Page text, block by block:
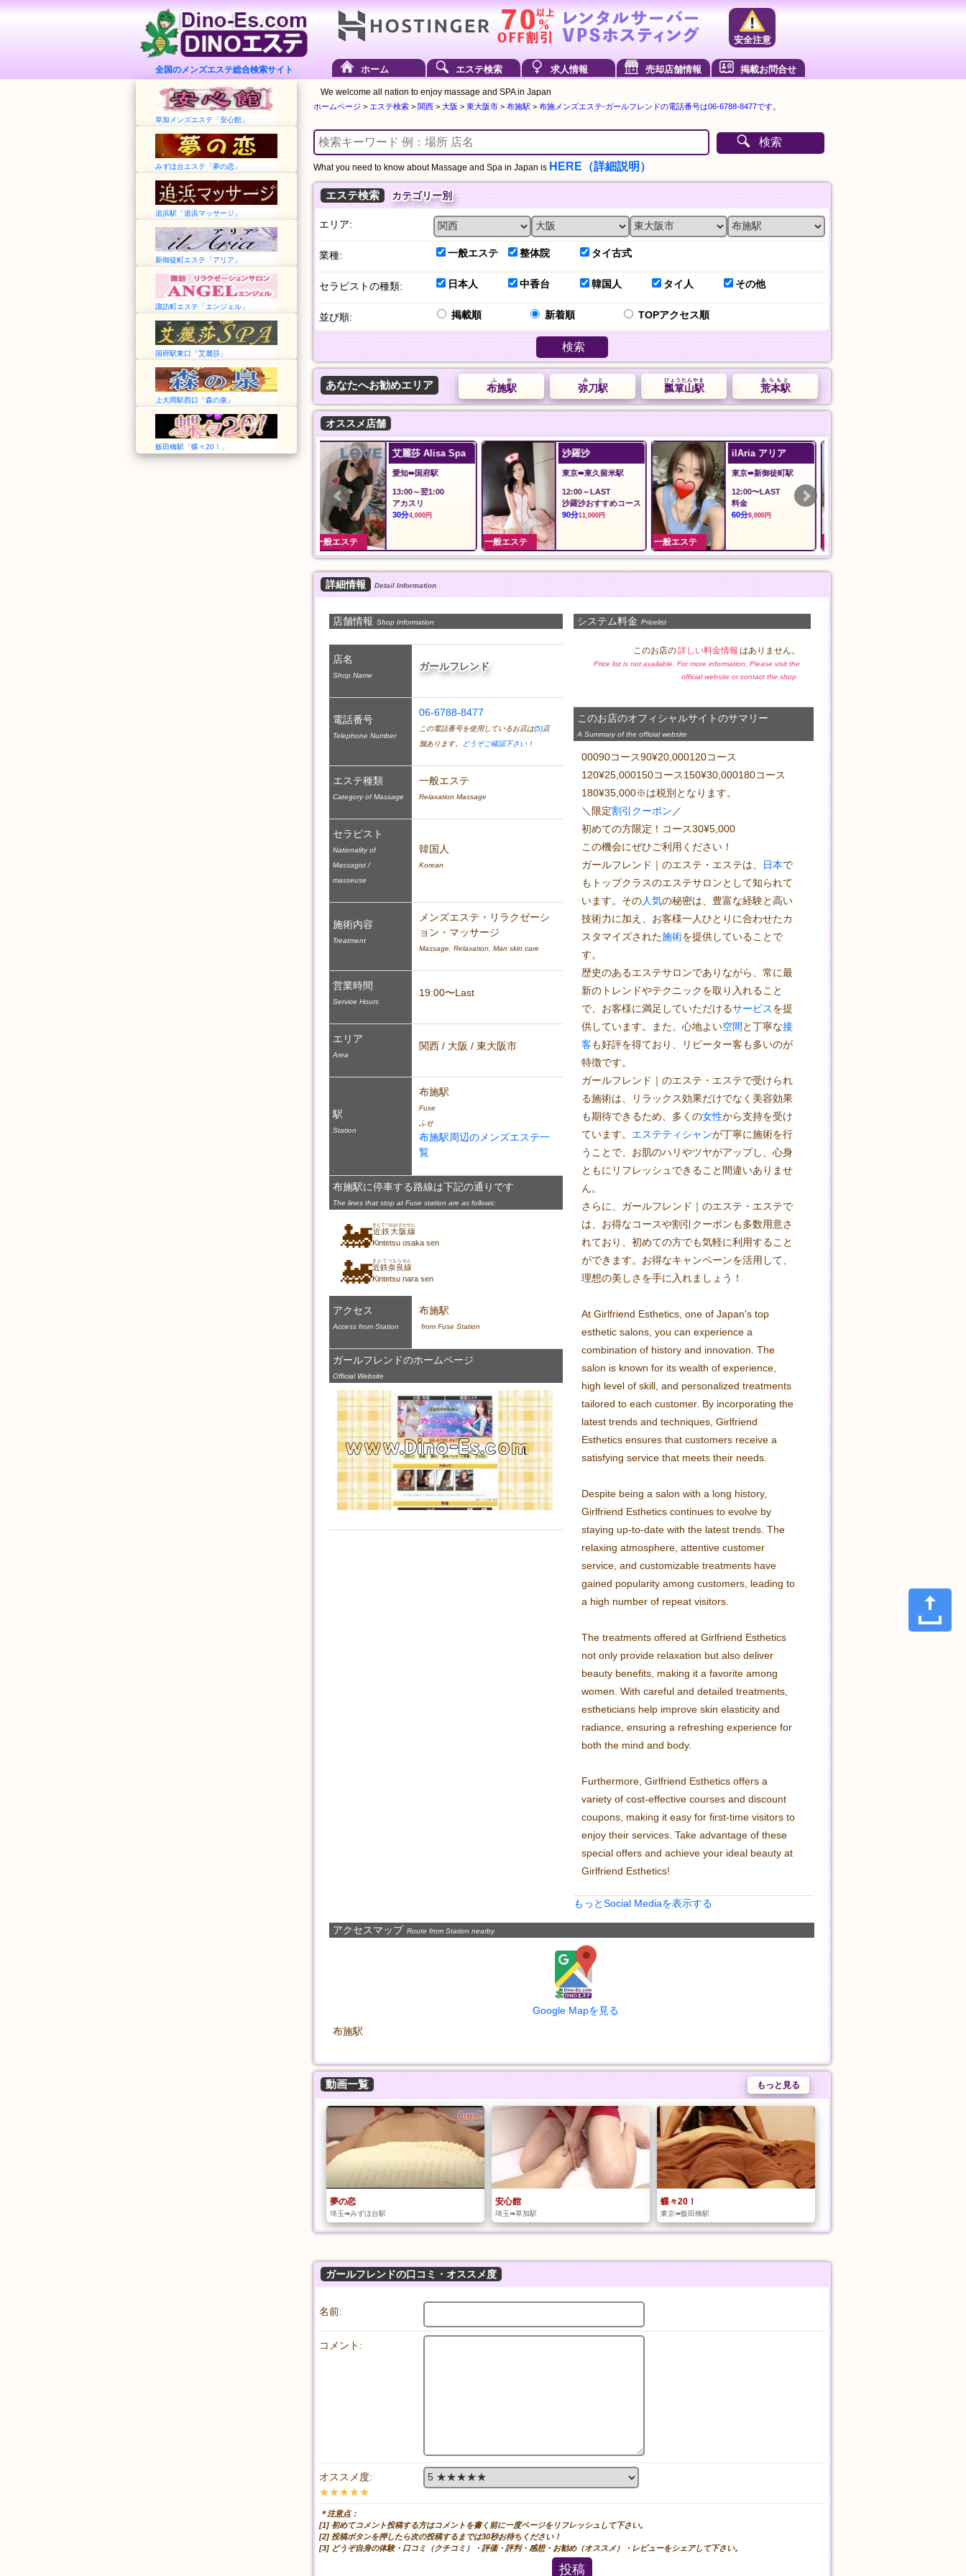
全国のメンズエステ総合検索サイト
安全注意
ホーム エステ検索 求人情報 売却店舗情報 掲載お問合せ
草加メンズエステ「安心館」
みずほ台エステ「夢の恋」
追浜駅「追浜マッサージ」
新御徒町エステ「アリア」
諏訪町エステ「エンジェル」
国府駅東口「艾麗莎」
上大岡駅西口「森の泉」
飯田橋駅「蝶々20！」
We welcome all nation to enjoy massage and SPA in Japan
ホームページ > エステ検索 > 関西 > 大阪 > 東大阪市 > 布施駅 > 布施メンズエステ-ガールフレンドの電話番号は06-6788-8477です。
検索
What you need to know about Massage and Spa in Japan is HERE（詳細説明）
エステ検索 カテゴリー別
エリア:
業種: 一般エステ 整体院 タイ古式
セラピストの種類: 日本人 中香台 韓国人 タイ人 その他
並び順: 掲載順 新着順 TOPアクセス順
検索
あなたへお勧めエリア 荒本駅
あらもと
瓢箪山駅
ひょうたんやま
弥刀駅
みと
布施駅
ふせ
オススメ店舗
Angel エンジェル 艾麗莎 Alisa Spa
一般エステ
沙羅沙
東京➠東久留米駅
12:00～LAST
沙羅沙おすすめコース
90分11,000円
一般エステ
ilAria アリア
東京➠新御徒町駅
12:00〜LAST
料金
60分 8,000円
一般エステ
蝶々20！
東京➠飯田橋駅
12:00〜翌3:00
シャンプー、指圧、オ
イルマッサージ、パウ
詳細情報 Detail Information
システム料金 Pricelist
このお店の詳しい料金情報 はありません。
Price list is not available. For more information, Please visit the
official website or contact the shop.
このお店のオフィシャルサイトのサマリー
A Summary of the official website
00090コース90¥20,000120コース
120¥25,000150コース150¥30,000180コース
180¥35,000※は税別となります。
＼限定割引 クーポン／
初めての方限定！コース30¥5,000
この機会にぜひご利用ください！
ガールフレンド｜のエステ・エステは、
日本で
もトップクラスのエステサロンとして知られて
います。その人気の秘密は、豊富な経験と高い
技術力に加え、お客様一人ひとりに合わせたカ
スタマイズされた施術を提供していることで
す。
歴史のあるエステサロンでありながら、常に最
新のトレンドやテクニックを取り入れること
で、お客様に満足していただけるサービスを提
供しています。また、心地よい空間 と丁寧な接
客も好評を得ており、リピーター客も多いのが
特徴です。
ガールフレンド｜のエステ・エステで受けられ
る施術は、リラックス効果だけでなく美容効果
も期待できるため、多くの女性から支持を受け
ています。 エステティシャンが丁寧に施術を行
うことで、お肌のハリやツヤがアップし、心身
ともにリフレッシュできること間違いありませ
ん。
さらに、ガールフレンド｜のエステ・エステで
は、お得なコースや割引クーポンも多数用意さ
れており、初めての方でも気軽に利用すること
ができます。お得なキャンペーンを活用して、
理想の美しさを手に入れましょう！
At Girlfriend Esthetics, one of Japan's top
esthetic salons, you can experience a
combination of history and innovation. The
salon is known for its wealth of experience,
high level of skill, and personalized treatments
tailored to each customer. By incorporating the
latest trends and techniques, Girlfriend
Esthetics ensures that customers receive a
satisfying service that meets their needs.
Despite being a salon with a long history,
Girlfriend Esthetics continues to evolve by
staying up-to-date with the latest trends. The
relaxing atmosphere, attentive customer
service, and customizable treatments have
gained popularity among customers, leading to
a high number of repeat visitors.
The treatments offered at Girlfriend Esthetics
not only provide relaxation but also deliver
beauty benefits, making it a favorite among
women. With careful and detailed treatments,
estheticians help improve skin elasticity and
radiance, ensuring a refreshing experience for
both the mind and body.
Furthermore, Girlfriend Esthetics offers a
variety of cost-effective courses and discount
coupons, making it easy for first-time visitors to
enjoy their services. Take advantage of these
special offers and achieve your ideal beauty at
Girlfriend Esthetics!
もっとSocial Mediaを表示する
店舗情報 Shop Information
店名
Shop Name
ガールフレンド
電話番号
Telephone Number
06-6788-8477
この電話番号を使用しているお店は(5)店
舗あります。 どうぞご確認下さい！
エステ種類
Category of Massage
一般エステ
Relaxation Massage
セラピスト
Nationality of
Massagist /
masseuse
韓国人
Korean
施術内容
Treatment
メンズエステ・リラクゼーシ
ョン・マッサージ
Massage, Relaxation, Man skin care
営業時間
Service Hours
19:00〜Last
エリア
Area
関西 / 大阪 / 東大阪市
駅
Station
布施駅
Fuse
ふせ
布施駅周辺のメンズエステ一
覧
布施駅に停車する路線は下記の通りです
The lines that stop at Fuse station are as follows:
🚂近鉄大阪線
きんてつおおさかせん
Kintetsu osaka sen
🚂近鉄奈良線
きんてつならせん
Kintetsu nara sen
アクセス
Access from Station
布施駅
from Fuse Station
ガールフレンドのホームページ
Official Website
アクセスマップ Route from Station nearby
Google Mapを見る
布施駅
動画一覧 もっと見る
夢の恋
埼玉➠みずほ台駅
安心館
埼玉➠草加駅
蝶々20！
東京➠飯田橋駅
ガールフレンドの口コミ・オススメ度
名前:
コメント:
オススメ度:
★★★★★
＊注意点：
[1] 初めてコメント投稿する方はコメントを書く前に一度ページをリフレッシュして下さい。
[2] 投稿ボタンを押したら次の投稿するまでは30秒お待ちください！
[3] どうぞ自身の体験・口コミ（クチコミ）・評価・評判・感想・お勧め（オススメ）・レビューをシェアして下さい。
投稿